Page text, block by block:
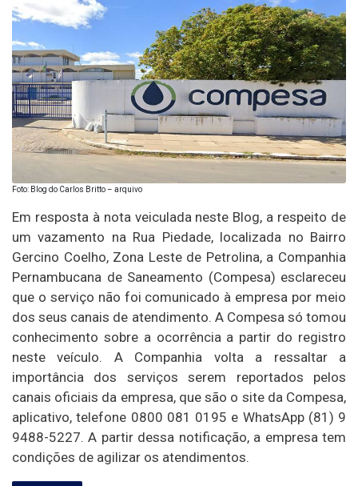
Foto: Blog do Carlos Britto – arquivo
Em resposta à nota veiculada neste Blog, a respeito de
um vazamento na Rua Piedade, localizada no Bairro
Gercino Coelho, Zona Leste de Petrolina, a Companhia
Pernambucana de Saneamento (Compesa) esclareceu
que o serviço não foi comunicado à empresa por meio
dos seus canais de atendimento. A Compesa só tomou
conhecimento sobre a ocorrência a partir do registro
neste veículo. A Companhia volta a ressaltar a
importância dos serviços serem reportados pelos
canais oficiais da empresa, que são o site da Compesa,
aplicativo, telefone 0800 081 0195 e WhatsApp (81) 9
9488-5227. A partir dessa notificação, a empresa tem
condições de agilizar os atendimentos.